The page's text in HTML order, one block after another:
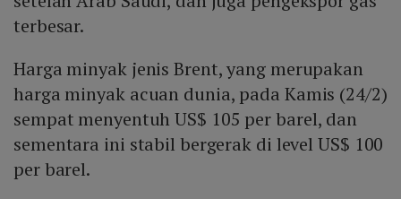
terbesar.
Harga minyak jenis Brent, yang merupakan
harga minyak acuan dunia, pada Kamis (24/2)
sempat menyentuh US$ 105 per barel, dan
sementara ini stabil bergerak di level US$ 100
per barel.